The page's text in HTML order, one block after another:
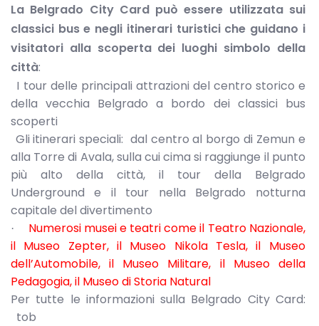
La Belgrado City Card può essere utilizzata sui
classici bus e negli itinerari turistici che guidano i
visitatori alla scoperta dei luoghi simbolo della
città:
I tour delle principali attrazioni del centro storico e
della vecchia Belgrado a bordo dei classici bus
scoperti
Gli itinerari speciali: dal centro al borgo di Zemun e
alla Torre di Avala, sulla cui cima si raggiunge il punto
più alto della città, il tour della Belgrado
Underground e il tour nella Belgrado notturna
capitale del divertimento
·
Numerosi musei e teatri come il Teatro Nazionale,
il Museo Zepter, il Museo Nikola Tesla, il Museo
dell’Automobile, il Museo Militare, il Museo della
Pedagogia, il Museo di Storia Natural
Per tutte le informazioni sulla Belgrado City Card:
tob